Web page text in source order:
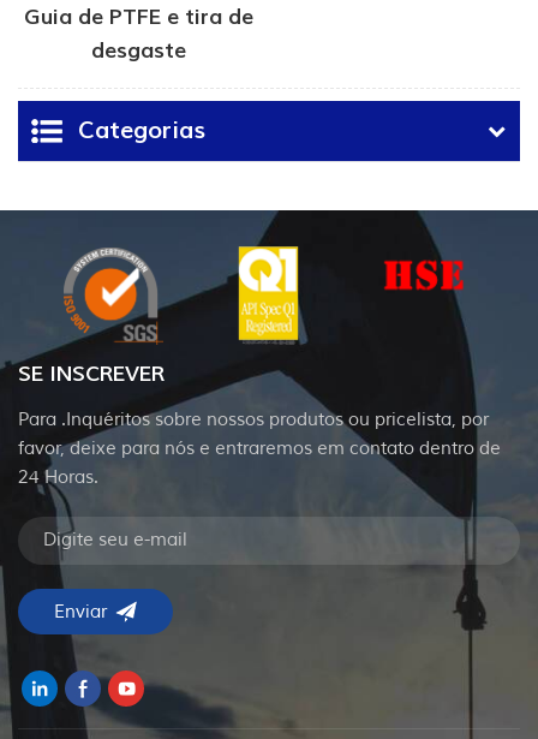
Guia de PTFE e tira de
desgaste
Categorias
SE INSCREVER
Para .Inquéritos sobre nossos produtos ou pricelista, por
favor, deixe para nós e entraremos em contato dentro de
24 Horas.